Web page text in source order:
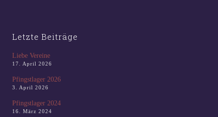
Letzte Beiträge
Liebe Vereine
17. April 2026
Pfingstlager 2026
3. April 2026
Pfingstlager 2024
16. März 2024